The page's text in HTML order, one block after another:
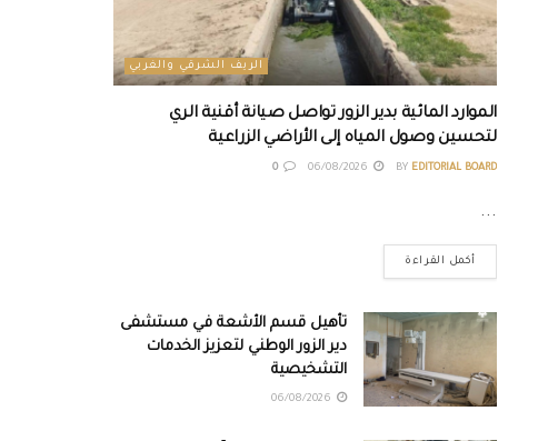
الريف الشرقي والغربي
الموارد المائية بدير الزور تواصل صيانة أقنية الري
لتحسين وصول المياه إلى الأراضي الزراعية
BY EDITORIAL BOARD
0
...
أكمل القراءة
تأهيل قسم الأشعة في مستشفى
دير الزور الوطني لتعزيز الخدمات
التشخيصية